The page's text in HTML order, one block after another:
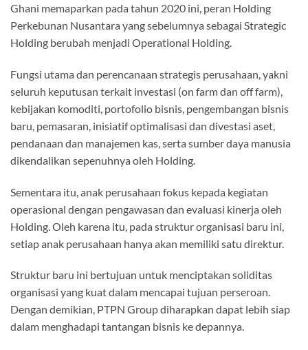
Ghani memaparkan pada tahun 2020 ini, peran Holding
Perkebunan Nusantara yang sebelumnya sebagai Strategic
Holding berubah menjadi Operational Holding.
Fungsi utama dan perencanaan strategis perusahaan, yakni
seluruh keputusan terkait investasi (on farm dan off farm),
kebijakan komoditi, portofolio bisnis, pengembangan bisnis
baru, pemasaran, inisiatif optimalisasi dan divestasi aset,
pendanaan dan manajemen kas, serta sumber daya manusia
dikendalikan sepenuhnya oleh Holding.
Sementara itu, anak perusahaan fokus kepada kegiatan
operasional dengan pengawasan dan evaluasi kinerja oleh
Holding. Oleh karena itu, pada struktur organisasi baru ini,
setiap anak perusahaan hanya akan memiliki satu direktur.
Struktur baru ini bertujuan untuk menciptakan soliditas
organisasi yang kuat dalam mencapai tujuan perseroan.
Dengan demikian, PTPN Group diharapkan dapat lebih siap
dalam menghadapi tantangan bisnis ke depannya.